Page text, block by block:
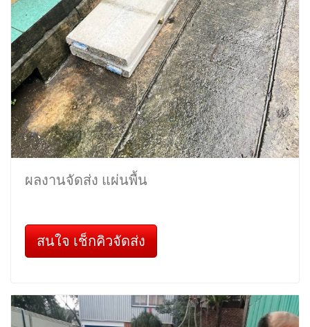
ผลงานจัดส่ง แผ่นพื้น
สนใจ เช็กคิวจัดส่ง